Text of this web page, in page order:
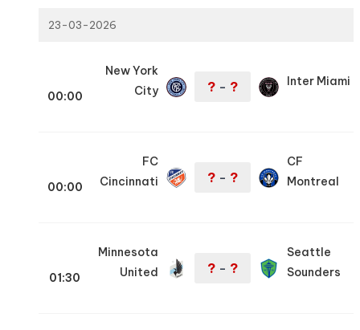
23-03-2026
00:00
New York
City
? – ? Inter Miami
00:00
FC
Cincinnati
? – ?
CF
Montreal
01:30
Minnesota
United
? – ?
Seattle
Sounders